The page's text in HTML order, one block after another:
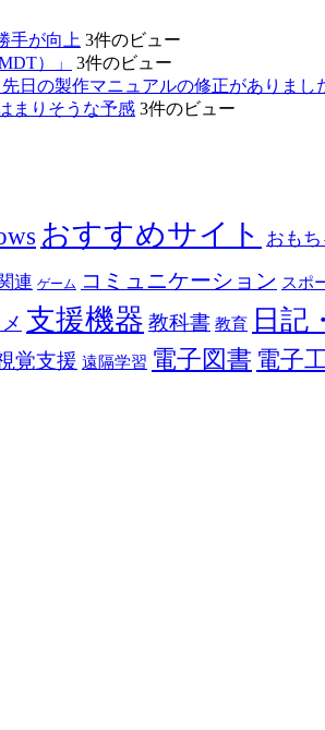
手が向上 3件のビュー
）」
3件のビュー
日の製作マニュアルの修正がありまし
まりそうな予感 3件のビュー
おすすめサイト おもち
連 ゲーム コミュニケーション スポ
支援機器 教科書 教育
日記
覚支援 遠隔学習 電子図書 電子